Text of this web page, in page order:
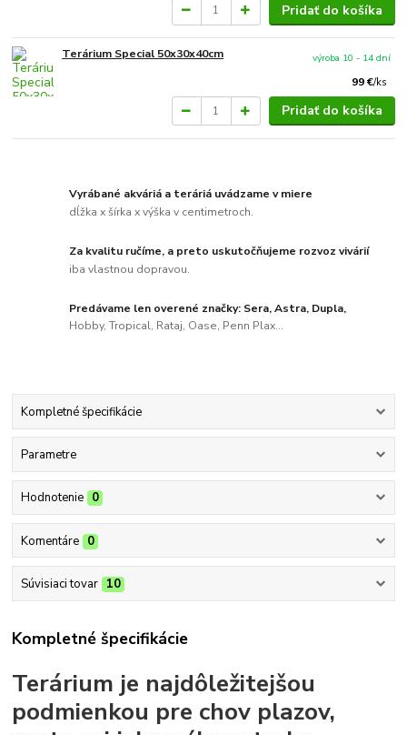
Pridať do košíka
Terárium Special 50x30x40cm
99 €/ks
výroba 10 - 14 dní
Pridať do košíka
Vyrábané akváriá a teráriá uvádzame v miere
dĺžka x šírka x výška v centimetroch.
Za kvalitu ručíme, a preto uskutočňujeme rozvoz vivárií
iba vlastnou dopravou.
Predávame len overené značky: Sera, Astra, Dupla,
Hobby, Tropical, Rataj, Oase, Penn Plax...
Kompletné špecifikácie
Parametre
Hodnotenie 0
Komentáre 0
Súvisiaci tovar 10
Kompletné špecifikácie
Terárium je najdôležitejšou
podmienkou pre chov plazov,